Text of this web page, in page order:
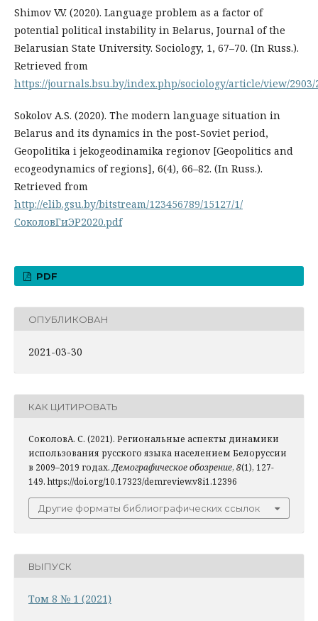
Shimov V.V. (2020). Language problem as a factor of
potential political instability in Belarus, Journal of the
Belarusian State University. Sociology, 1, 67–70. (In Russ.).
Retrieved from
https://journals.bsu.by/index.php/sociology/article/view/2903/
Sokolov A.S. (2020). The modern language situation in
Belarus and its dynamics in the post-Soviet period,
Geopolitika i jekogeodinamika regionov [Geopolitics and
ecogeodynamics of regions], 6(4), 66–82. (In Russ.).
Retrieved from
http://elib.gsu.by/bitstream/123456789/15127/1/
СоколовГиЭР2020.pdf
PDF
ОПУБЛИКОВАН
2021-03-30
КАК ЦИТИРОВАТЬ
СоколовА. С. (2021). Региональные аспекты динамики
использования русского языка населением Белоруссии
в 2009–2019 годах.Демографическое обозрение, 8(1), 127-
149. https://doi.org/10.17323/demreview.v8i1.12396
Другие форматы библиографических ссылок
ВЫПУСК
Том 8 № 1 (2021)